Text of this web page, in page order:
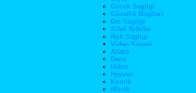
Cocuk Sagligi
Güzellik Bilgileri
Dis Sagligi
Sifali Bitkiler
Ruh Sagligi
Video Kösesi
Araba
Dans
Haber
Hayvan
Komik
Müzik